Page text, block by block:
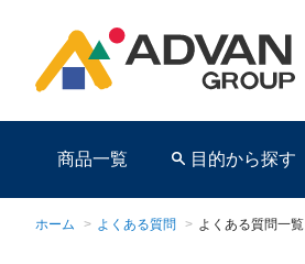
商品一覧 目的から探す
ホーム > よくある質問 > よくある質問一覧